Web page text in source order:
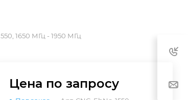
1650 МГц - 1950 МГц
Цена по запросу